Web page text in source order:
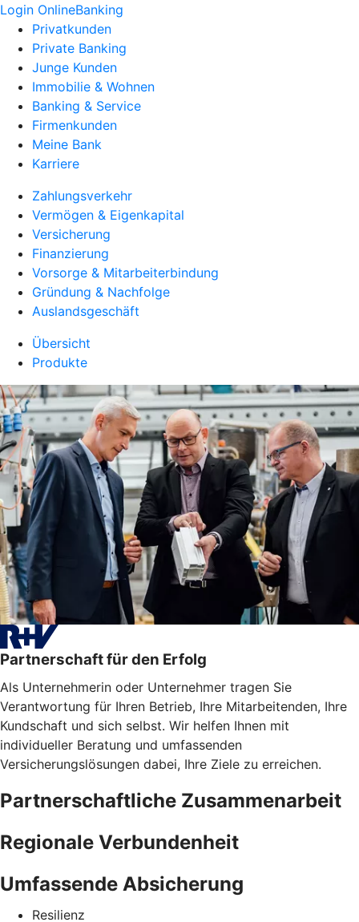
Login OnlineBanking
Privatkunden
Private Banking
Junge Kunden
Immobilie & Wohnen
Banking & Service
Firmenkunden
Meine Bank
Karriere
Zahlungsverkehr
Vermögen & Eigenkapital
Versicherung
Finanzierung
Vorsorge & Mitarbeiterbindung
Gründung & Nachfolge
Auslandsgeschäft
Übersicht
Produkte
Partnerschaft für den Erfolg
Als Unternehmerin oder Unternehmer tragen Sie
Verantwortung für Ihren Betrieb, Ihre Mitarbeitenden, Ihre
Kundschaft und sich selbst. Wir helfen Ihnen mit
individueller Beratung und umfassenden
Versicherungslösungen dabei, Ihre Ziele zu erreichen.
Partnerschaftliche Zusammenarbeit
Regionale Verbundenheit
Umfassende Absicherung
Resilienz